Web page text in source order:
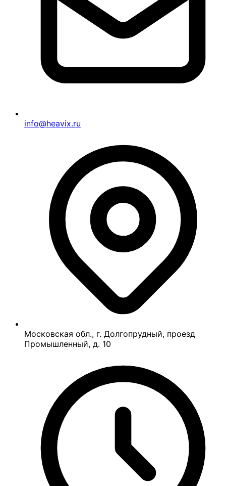
info@heavix.ru
Московская обл., г. Долгопрудный, проезд
Промышленный, д. 10